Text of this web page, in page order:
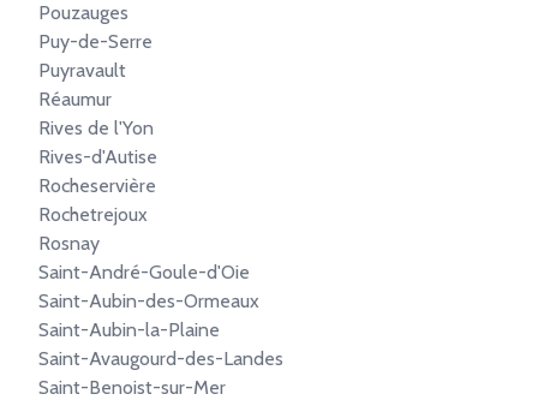
Pouzauges
Puy-de-Serre
Puyravault
Réaumur
Rives de l'Yon
Rives-d'Autise
Rocheservière
Rochetrejoux
Rosnay
Saint-André-Goule-d'Oie
Saint-Aubin-des-Ormeaux
Saint-Aubin-la-Plaine
Saint-Avaugourd-des-Landes
Saint-Benoist-sur-Mer